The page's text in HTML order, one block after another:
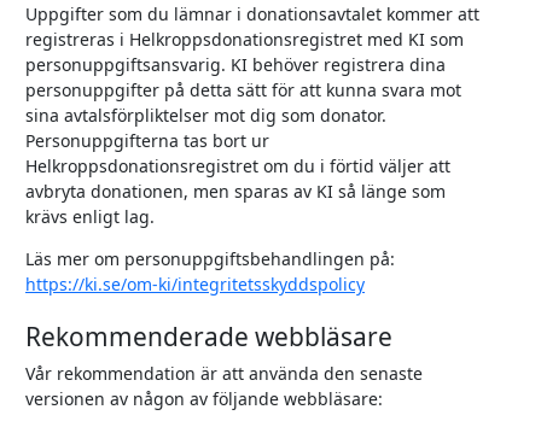
Uppgifter som du lämnar i donationsavtalet kommer att
registreras i Helkroppsdonationsregistret med KI som
personuppgiftsansvarig. KI behöver registrera dina
personuppgifter på detta sätt för att kunna svara mot
sina avtalsförpliktelser mot dig som donator.
Personuppgifterna tas bort ur
Helkroppsdonationsregistret om du i förtid väljer att
avbryta donationen, men sparas av KI så länge som
krävs enligt lag.
Läs mer om personuppgiftsbehandlingen på:
https://ki.se/om-ki/integritetsskyddspolicy
Rekommenderade webbläsare
Vår rekommendation är att använda den senaste
versionen av någon av följande webbläsare: